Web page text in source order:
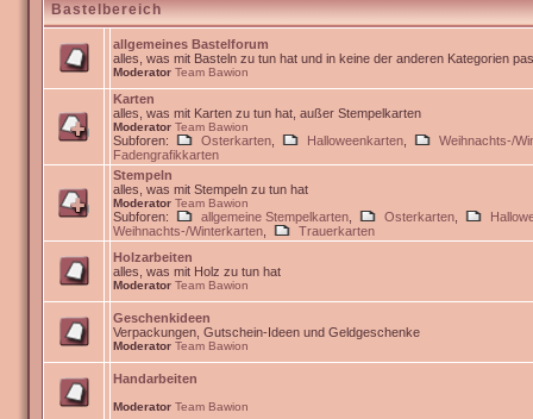
Bastelbereich
allgemeines Bastelforum
alles, was mit Basteln zu tun hat und in keine der anderen Kategorien
Moderator Team Bawion
Karten
alles, was mit Karten zu tun hat, außer Stempelkarten
Moderator Team Bawion
Subforen: Osterkarten Halloweenkarten
Weihnachts-/
Fadengrafikkarten
Stempeln
alles, was mit Stempeln zu tun hat
Moderator Team Bawion
Subforen: allgemeine Stempelkarten Osterkarten
Weihnachts-/Winterkarten
Trauerkarten
Holzarbeiten
alles, was mit Holz zu tun hat
Moderator Team Bawion
Geschenkideen
Verpackungen, Gutschein-Ideen und Geldgeschenke
Moderator Team Bawion
Handarbeiten
Moderator Team Bawion